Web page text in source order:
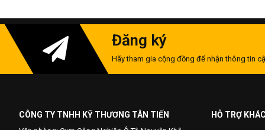
Đăng ký
Hãy tham gia cộng đồng để nhận thông tin
CÔNG TY TNHH KỸ THƯƠNG TÂN TIẾN HỖ TRỢ